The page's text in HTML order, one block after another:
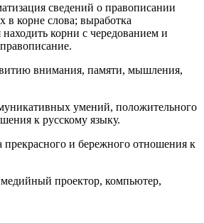
сведений о правописании
в корне слова; выработка
корни с чередованием и
внимания, памяти, мышления,
умений, положительного
к русскому языку.
прекрасного и бережного отношения к
проектор, компьютер,